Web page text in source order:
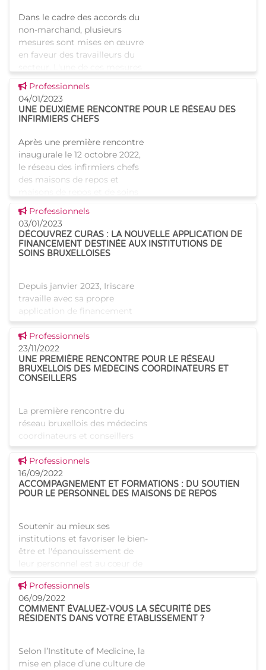
Dans le cadre des accords du
non-marchand, plusieurs
mesures sont mises en œuvre
en faveur des travailleurs du
est la prime non-marchand.
Qu'est-ce que la prime non-
Voir cette news
Professionnels
04/01/2023
UNE DEUXIÈME RENCONTRE POUR LE RÉSEAU DES
INFIRMIERS CHEFS
Après une première rencontre
inaugurale le 12 octobre 2022,
le réseau des infirmiers chefs
des maisons de repos et
bruxelloises s'est de nouveau
réuni ce 15 décembre
Voir cette news
Professionnels
03/01/2023
DÉCOUVREZ CURAS : LA NOUVELLE APPLICATION DE
FINANCEMENT DESTINÉE AUX INSTITUTIONS DE
SOINS BRUXELLOISES
Depuis janvier 2023, Iriscare
travaille avec sa propre
application de financement
Curas, qui remplace
l'application fédérale RaaS.
Cette nouvelle application est
destinée au financement des
mesure
Voir cette news
Professionnels
23/11/2022
UNE PREMIÈRE RENCONTRE POUR LE RÉSEAU
BRUXELLOIS DES MÉDECINS COORDINATEURS ET
CONSEILLERS
La première rencontre du
réseau bruxellois des médecins
coordinateurs et conseillers
(MCC) s'est tenue au sein
d'Iriscare ce 22 novembre. Au
programme : financement et
échanges au sujet de la com
Voir cette news
Professionnels
16/09/2022
ACCOMPAGNEMENT ET FORMATIONS : DU SOUTIEN
POUR LE PERSONNEL DES MAISONS DE REPOS
Soutenir au mieux ses
institutions et favoriser le bien-
être et l'épanouissement de
leur personnel est au cœur de
pourquoi, Iriscare souhaite
vous informer de deux initi
Voir cette news
Professionnels
06/09/2022
COMMENT ÉVALUEZ-VOUS LA SÉCURITÉ DES
RÉSIDENTS DANS VOTRE ÉTABLISSEMENT ?
Selon l’Institute of Medicine, la
mise en place d’une culture de